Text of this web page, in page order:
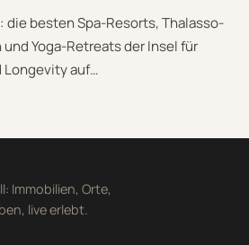
die besten Spa-Resorts, Thalasso-
Yoga-Retreats der Insel für
Longevity auf…
Immobilien, Orte,
live erlebt.